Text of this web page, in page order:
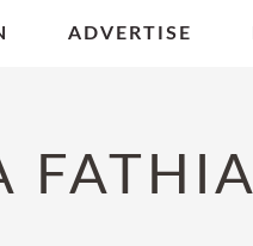
ADVERTISE
FATHIA